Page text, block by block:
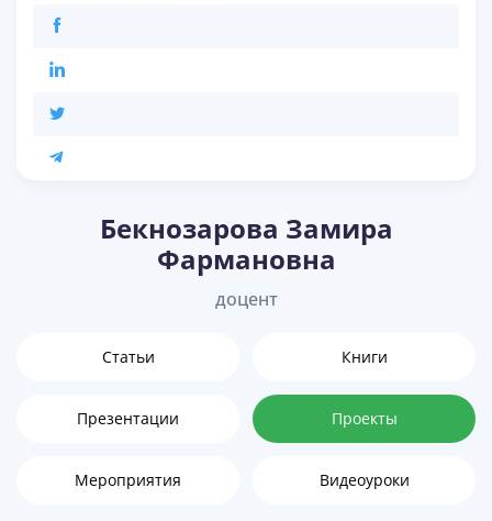
Бекнoзарова Замира
Фармановна
доцент
Статьи Книги
Презентации Проекты
Мероприятия Видеоуроки